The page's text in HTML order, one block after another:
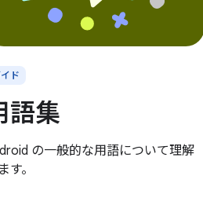
ド
語集
の一般的な用語について理解
す。